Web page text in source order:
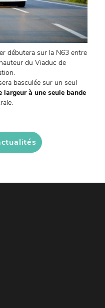
débutera sur la N63 entre
du Viaduc de
basculée sur un seul
à une seule bande